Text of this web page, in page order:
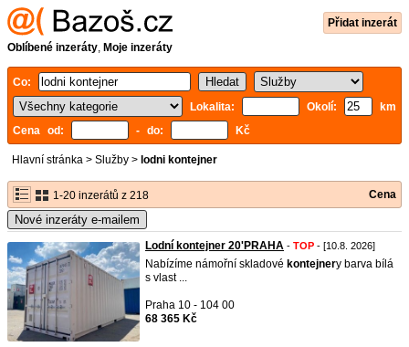
Přidat inzerát
Oblíbené inzeráty, Moje inzeráty
Co:
Lokalita:
Okolí:
km
Cena od:
- do: Kč
Hlavní stránka > Služby > lodni kontejner
1-20 inzerátů z 218 Cena
Nové inzeráty e-mailem
Lodní kontejner 20'PRAHA - TOP - [10.8. 2026]
Nabízíme námořní skladové kontejnery barva bílá
s vlast ...
Praha 10 - 104 00
68 365 Kč